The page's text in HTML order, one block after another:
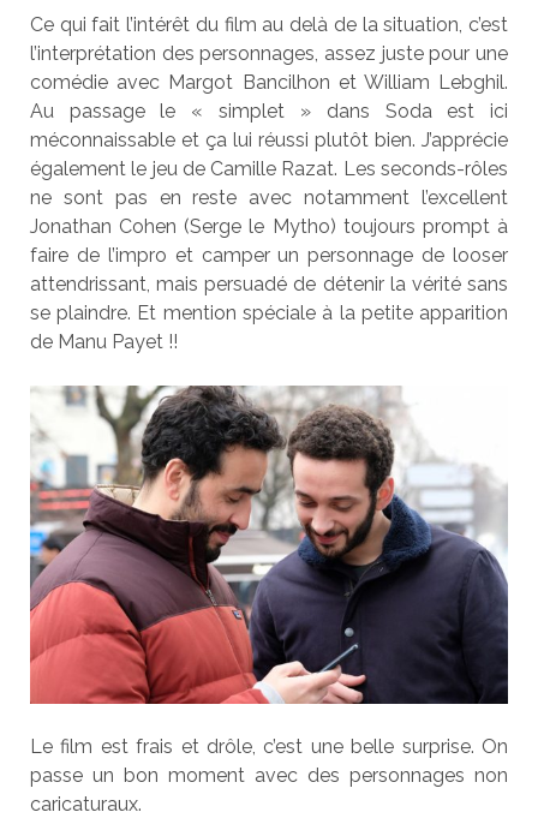
Ce qui fait l’intérêt du film au delà de la situation, c’est
l’interprétation des personnages, assez juste pour une
comédie avec Margot Bancilhon et William Lebghil.
Au passage le « simplet » dans Soda est ici
méconnaissable et ça lui réussi plutôt bien. J’apprécie
également le jeu de Camille Razat. Les seconds-rôles
ne sont pas en reste avec notamment l’excellent
Jonathan Cohen (Serge le Mytho) toujours prompt à
faire de l’impro et camper un personnage de looser
attendrissant, mais persuadé de détenir la vérité sans
se plaindre. Et mention spéciale à la petite apparition
de Manu Payet !!
Le film est frais et drôle, c’est une belle surprise. On
passe un bon moment avec des personnages non
caricaturaux.